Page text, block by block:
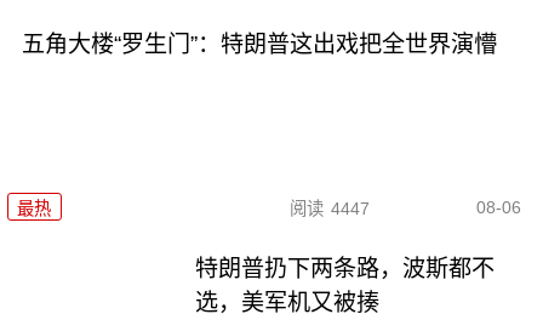
五角大楼“罗生门”：特朗普这出戏把全世界演懵
最热 阅读 4447 08-06
特朗普扔下两条路，波斯都不
选，美军机又被揍